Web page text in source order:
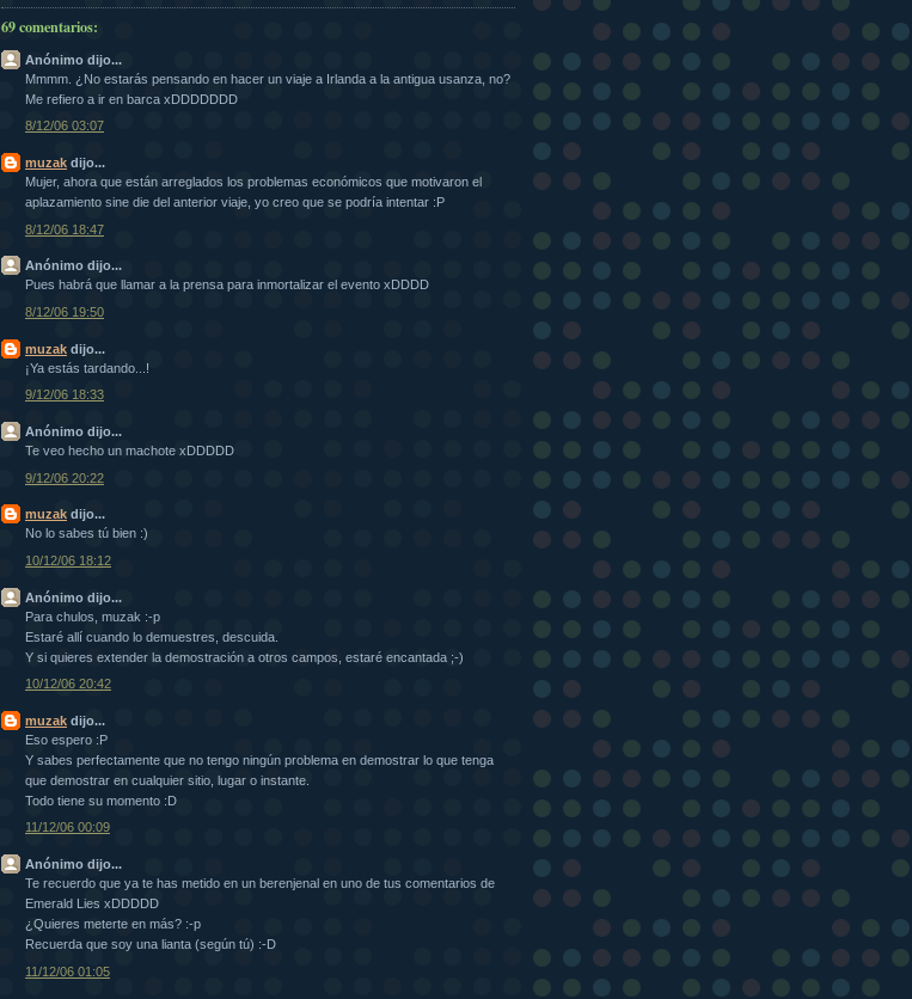
69 comentarios:
Anónimo dijo...
Mmmm. ¿No estarás pensando en hacer un viaje a Irlanda a la antigua usanza, no?
Me refiero a ir en barca xDDDDDDD
8/12/06 03:07
muzak dijo...
Mujer, ahora que están arreglados los problemas económicos que motivaron el
aplazamiento sine die del anterior viaje, yo creo que se podría intentar :P
8/12/06 18:47
Anónimo dijo...
Pues habrá que llamar a la prensa para inmortalizar el evento xDDDD
8/12/06 19:50
muzak dijo...
¡Ya estás tardando...!
9/12/06 18:33
Anónimo dijo...
Te veo hecho un machote xDDDDD
9/12/06 20:22
muzak dijo...
No lo sabes tú bien :)
10/12/06 18:12
Anónimo dijo...
Para chulos, muzak :-p
Estaré allí cuando lo demuestres, descuida.
Y si quieres extender la demostración a otros campos, estaré encantada ;-)
10/12/06 20:42
muzak dijo...
Eso espero :P
Y sabes perfectamente que no tengo ningún problema en demostrar lo que tenga
que demostrar en cualquier sitio, lugar o instante.
Todo tiene su momento :D
11/12/06 00:09
Anónimo dijo...
Te recuerdo que ya te has metido en un berenjenal en uno de tus comentarios de
Emerald Lies xDDDDD
¿Quieres meterte en más? :-p
Recuerda que soy una lianta (según tú) :-D
11/12/06 01:05